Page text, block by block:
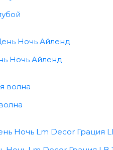
Ночь Айленд